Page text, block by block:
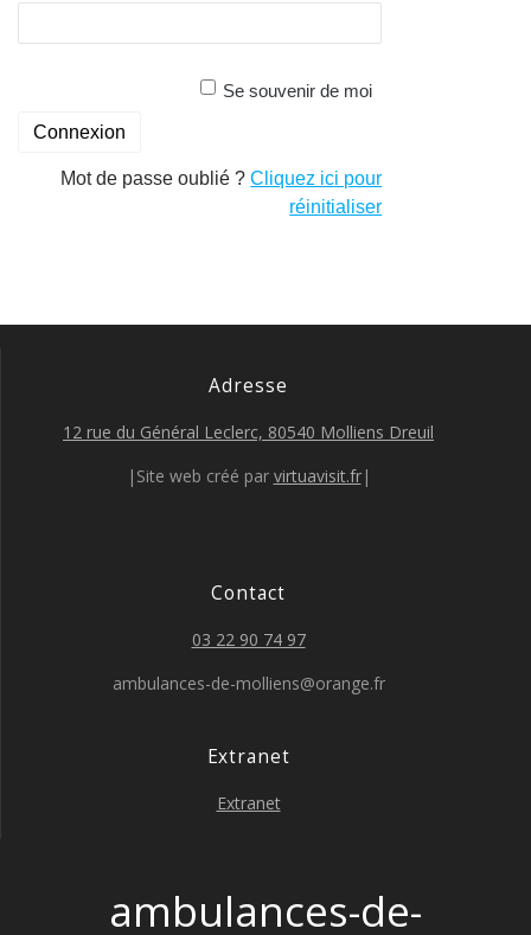
Se souvenir de moi
Mot de passe oublié ?Cliquez ici pour
réinitialiser
Adresse
12 rue du Général Leclerc, 80540 Molliens Dreuil
|Site web créé par virtuavisit.fr|
Contact
03 22 90 74 97
ambulances-de-molliens@orange.fr
Extranet
Extranet
ambulances-de-